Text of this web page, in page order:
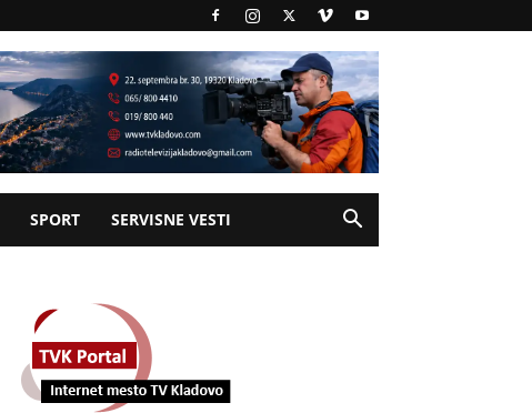
SPORT SERVISNE VESTI